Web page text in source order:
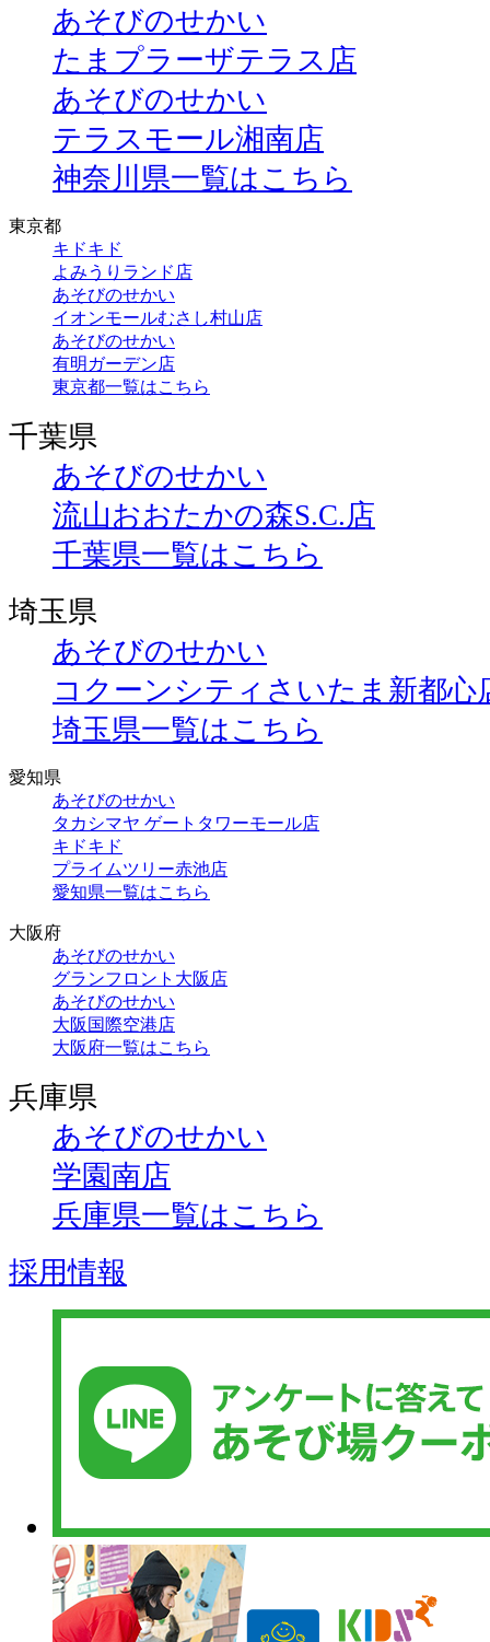
あそびのせかい
たまプラーザテラス店
あそびのせかい
テラスモール湘南店
神奈川県一覧はこちら
東京都
キドキド
よみうりランド店
あそびのせかい
イオンモールむさし村山店
あそびのせかい
有明ガーデン店
東京都一覧はこちら
千葉県
あそびのせかい
流山おおたかの森S.C.店
千葉県一覧はこちら
埼玉県
あそびのせかい
コクーンシティさいたま新都心
埼玉県一覧はこちら
愛知県
あそびのせかい
タカシマヤ ゲートタワーモール店
キドキド
プライムツリー赤池店
愛知県一覧はこちら
大阪府
あそびのせかい
グランフロント大阪店
あそびのせかい
大阪国際空港店
大阪府一覧はこちら
兵庫県
あそびのせかい
学園南店
兵庫県一覧はこちら
採用情報